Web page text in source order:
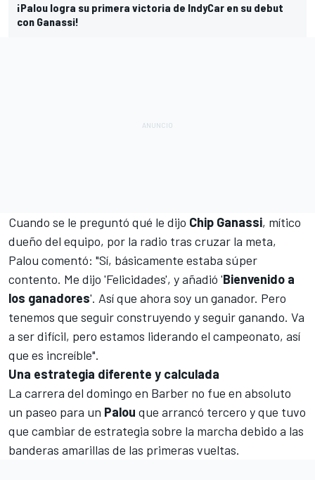
¡Palou logra su primera victoria de IndyCar en su debut
con Ganassi!
Cuando se le preguntó qué le dijo Chip Ganassi, mítico
dueño del equipo, por la radio tras cruzar la meta,
Palou comentó: "Sí, básicamente estaba súper
contento. Me dijo 'Felicidades', y añadió 'Bienvenido a
los ganadores'. Así que ahora soy un ganador. Pero
tenemos que seguir construyendo y seguir ganando. Va
a ser difícil, pero estamos liderando el campeonato, así
que es increíble".
Una estrategia diferente y calculada
La carrera del domingo en Barber no fue en absoluto
un paseo para un Palou que arrancó tercero y que tuvo
que cambiar de estrategia sobre la marcha debido a las
banderas amarillas de las primeras vueltas.